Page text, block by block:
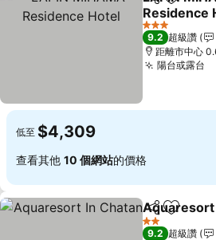
分享 加入我
Residence
查看價格
3 星級
9.2 超級讚
距離市中心
陽台或露台
低至 $4,309
查看其他 10 個網站的價格
分享 加入我
Aquaresort
2 星級
9.2 超級讚